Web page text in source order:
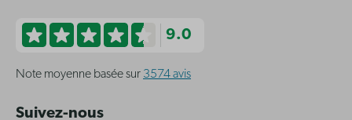
9.0
Note moyenne basée sur 3574 avis
Suivez-nous